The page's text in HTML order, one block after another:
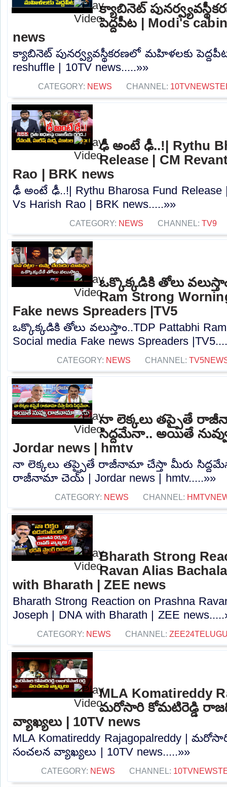
క్యాబినెట్
పెద్దపీట | Modi's
news
క్యాబినెట్ పునర్వ్యవస్థీకరణలో మహిళలకు పెద్దపీట
reshuffle | 10TV news.....»»
CATEGORY: NEWS CHANNEL:
ఢీ అంటే ఢీ..!| Rythu
Release | CM
Rao | BRK news
ఢీ అంటే ఢీ..!| Rythu Bharosa Fund Release
Vs Harish Rao | BRK news.....»»
CATEGORY: NEWS CHANNEL: TV9
ఒక్కొక్కడికి తోలు
Ram Strong
Fake news Spreaders |TV5
ఒక్కొక్కడికి తోలు వలుస్తాం..TDP Pattabhi
Social media Fake news Spreaders
CATEGORY: NEWS CHANNEL:
నా లెక్కలు తప్పైతే
సిద్దమేనా.. అయితే
Jordar news | hmtv
నా లెక్కలు తప్పైతే రాజీనామా చేస్తా మీరు
రాజీనామా చెయ్ | Jordar news | hmtv.....»»
CATEGORY: NEWS CHANNEL:
Bharath Strong
Ravan Alias
with Bharath | ZEE news
Bharath Strong Reaction on Prashna
Joseph | DNA with Bharath | ZEE
CATEGORY: NEWS CHANNEL:
MLA Komatireddy
మరోసారి కోమటిరెడ్డి
వ్యాఖ్యలు | 10TV news
MLA Komatireddy Rajagopalreddy |
సంచలన వ్యాఖ్యలు | 10TV news.....»»
CATEGORY: NEWS CHANNEL: